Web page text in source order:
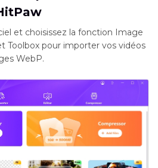
et choisissez la fonction Image
Toolbox pour importer vos vidéos
WebP.